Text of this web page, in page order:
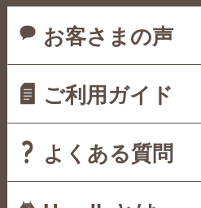
お客さまの声
ご利用ガイド
よくある質問